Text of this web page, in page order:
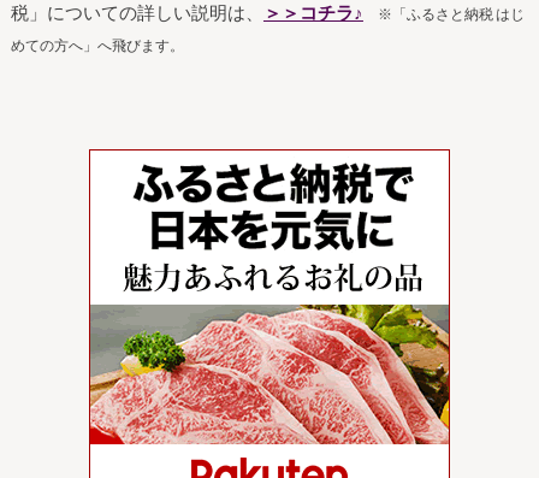
税」についての詳しい説明は、
＞＞コチラ♪
※「ふるさと納税 はじ
めての方へ」へ飛びます。